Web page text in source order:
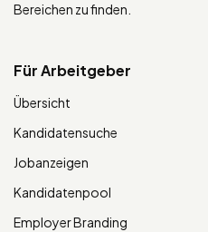
Bereichen zu finden.
Für Arbeitgeber
Übersicht
Kandidatensuche
Jobanzeigen
Kandidatenpool
Employer Branding